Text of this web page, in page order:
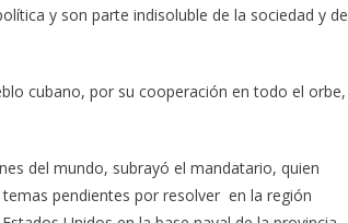
y son parte indisoluble de la sociedad y
cubano, por su cooperación en todo el orbe,
del mundo, subrayó el mandatario, quien
pendientes por resolver en la región